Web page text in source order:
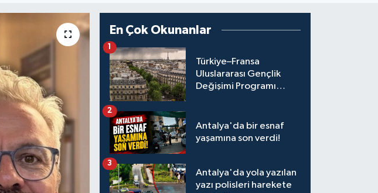
En Çok Okunanlar
Türkiye–Fransa
Uluslararası Gençlik
Değişimi Programı
1
Antalya'da bir esnaf
yaşamına son verdi!
2
Antalya'da yola yazılan
yazı polisleri harekete
3